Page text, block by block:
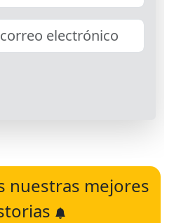
nuestras mejores